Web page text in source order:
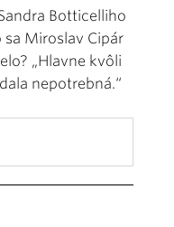
Botticelliho
Miroslav Cipár
„Hlavne kvôli
nepotrebná.“